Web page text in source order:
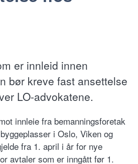
er innleid innen
bør kreve fast ansettelse
LO-advokatene.
innleie fra bemanningsforetak
i Oslo, Viken og
fra 1. april i år for nye
avtaler som er inngått før 1.